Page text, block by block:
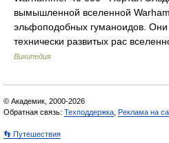
вымышленной вселенной
эльфоподобных гуманоидов.
технически развитых рас
Википедия
© Академик, 2000-2026
Обратная связь: Техподдержка Реклама на
👣 Путешествия